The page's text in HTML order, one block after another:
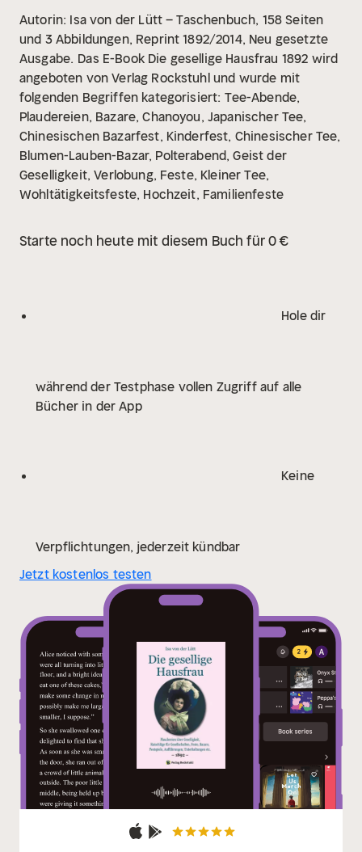
Autorin: Isa von der Lütt – Taschenbuch, 158 Seiten
und 3 Abbildungen, Reprint 1892/2014, Neu gesetzte
Ausgabe. Das E-Book Die gesellige Hausfrau 1892 wird
angeboten von Verlag Rockstuhl und wurde mit
folgenden Begriffen kategorisiert: Tee-Abende,
Plaudereien, Bazare, Chanoyou, Japanischer Tee,
Chinesischen Bazarfest, Kinderfest, Chinesischer Tee,
Blumen-Lauben-Bazar, Polterabend, Geist der
Geselligkeit, Verlobung, Feste, Kleiner Tee,
Wohltätigkeitsfeste, Hochzeit, Familienfeste
Starte noch heute mit diesem Buch für 0 €
Hole dir
während der Testphase vollen Zugriff auf alle
Bücher in der App
Keine
Verpflichtungen, jederzeit kündbar
Jetzt kostenlos testen